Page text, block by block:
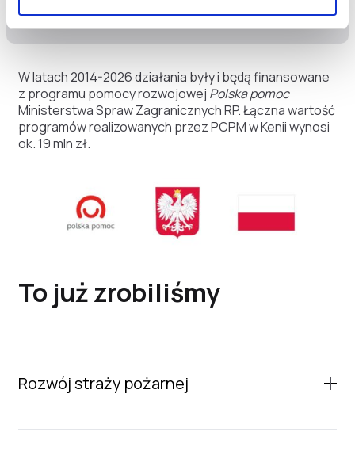
Finansowanie
W latach 2014-2026 działania były i będą finansowane
z programu pomocy rozwojowej Polska pomoc
Ministerstwa Spraw Zagranicznych RP. Łączna wartość
programów realizowanych przez PCPM w Kenii wynosi
ok. 19 mln zł.
To już zrobiliśmy
Rozwój straży pożarnej